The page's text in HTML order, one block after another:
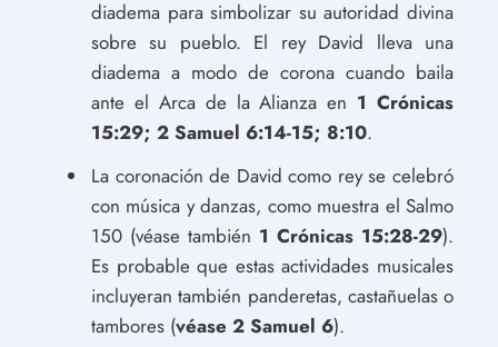
diadema para simbolizar su autoridad divina
sobre su pueblo. El rey David lleva una
diadema a modo de corona cuando baila
ante el Arca de la Alianza en 1 Crónicas
15:29; 2 Samuel 6:14-15; 8:10.
La coronación de David como rey se celebró
con música y danzas, como muestra el Salmo
150 (véase también 1 Crónicas 15:28-29).
Es probable que estas actividades musicales
incluyeran también panderetas, castañuelas o
tambores (véase 2 Samuel 6).